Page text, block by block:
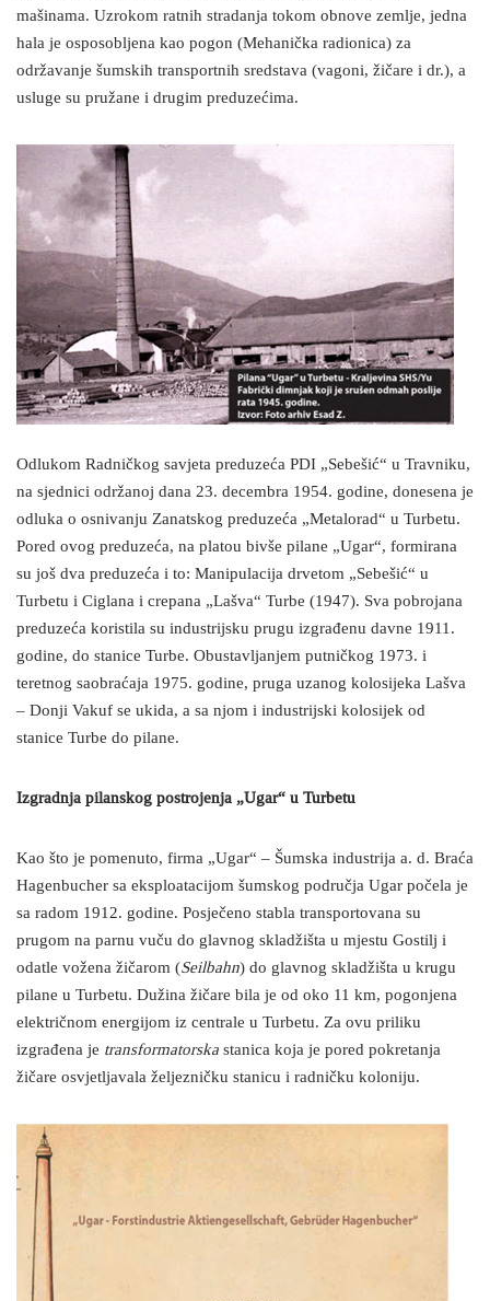
mašinama. Uzrokom ratnih stradanja tokom obnove zemlje, jedna
hala je osposobljena kao pogon (Mehanička radionica) za
održavanje šumskih transportnih sredstava (vagoni, žičare i dr.), a
usluge su pružane i drugim preduzećima.
Odlukom Radničkog savjeta preduzeća PDI „Sebešić“ u Travniku,
na sjednici održanoj dana 23. decembra 1954. godine, donesena je
odluka o osnivanju Zanatskog preduzeća „Metalorad“ u Turbetu.
Pored ovog preduzeća, na platou bivše pilane „Ugar“, formirana
su još dva preduzeća i to: Manipulacija drvetom „Sebešić“ u
Turbetu i Ciglana i crepana „Lašva“ Turbe (1947). Sva pobrojana
preduzeća koristila su industrijsku prugu izgrađenu davne 1911.
godine, do stanice Turbe. Obustavljanjem putničkog 1973. i
teretnog saobraćaja 1975. godine, pruga uzanog kolosijeka Lašva
– Donji Vakuf se ukida, a sa njom i industrijski kolosijek od
stanice Turbe do pilane.
Izgradnja pilanskog postrojenja „Ugar“ u Turbetu
Kao što je pomenuto, firma „Ugar“ – Šumska industrija a. d. Braća
Hagenbucher sa eksploatacijom šumskog područja Ugar počela je
sa radom 1912. godine. Posječeno stabla transportovana su
prugom na parnu vuču do glavnog skladžišta u mjestu Gostilj i
odatle vožena žičarom (Seilbahn) do glavnog skladžišta u krugu
pilane u Turbetu. Dužina žičare bila je od oko 11 km, pogonjena
električnom energijom iz centrale u Turbetu. Za ovu priliku
izgrađena je transformatorska stanica koja je pored pokretanja
žičare osvjetljavala željezničku stanicu i radničku koloniju.